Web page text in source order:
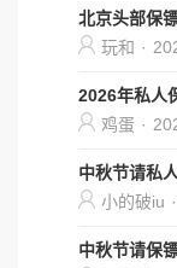
北京头部保
玩和 ·
2026年私人
鸡蛋 ·
中秋节请私
小的破iu ·
中秋节请保